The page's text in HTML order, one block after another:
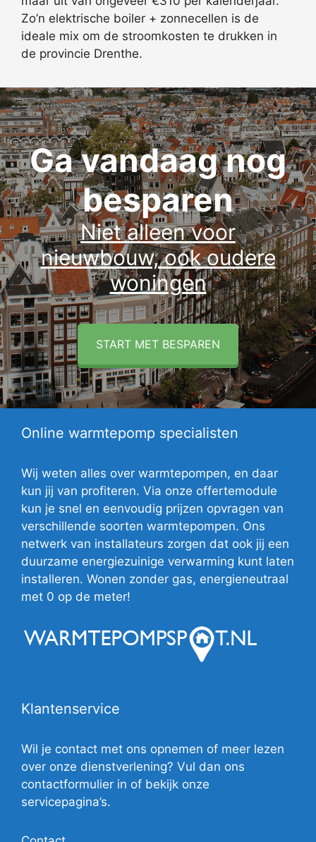
Zo’n elektrische boiler + zonnecellen is de
ideale mix om de stroomkosten te drukken in
de provincie Drenthe.
Ga vandaag nog
besparen
Niet alleen voor
nieuwbouw, ook oudere
woningen
START MET BESPAREN
Online warmtepomp specialisten
Wij weten alles over warmtepompen, en daar
kun jij van profiteren. Via onze offertemodule
kun je snel en eenvoudig prijzen opvragen van
verschillende soorten warmtepompen. Ons
netwerk van installateurs zorgen dat ook jij een
duurzame energiezuinige verwarming kunt laten
installeren. Wonen zonder gas, energieneutraal
met 0 op de meter!
Klantenservice
Wil je contact met ons opnemen of meer lezen
over onze dienstverlening? Vul dan ons
contactformulier in of bekijk onze
servicepagina’s.